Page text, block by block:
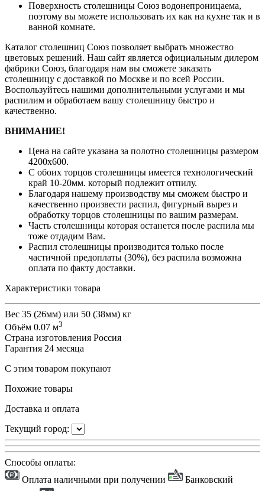
Поверхность столешницы Союз водонепроницаема,
поэтому вы можете использовать их как на кухне так и в
ванной комнате.
Каталог столешниц Союз позволяет выбрать множество
цветовых решений. Наш сайт является официальным дилером
фабрики Союз, благодаря нам вы сможете заказать
столешницу с доставкой по Москве и по всей России.
Воспользуйтесь нашими дополнительными услугами и мы
распилим и обработаем вашу столешницу быстро и
качественно.
ВНИМАНИЕ!
Цена на сайте указана за полотно столешницы размером
4200х600.
С обоих торцов столешницы имеется технологический
край 10-20мм. который подлежит отпилу.
Благодаря нашему производству мы сможем быстро и
качественно произвести распил, фигурный вырез и
обработку торцов столешницы по вашим размерам.
Часть столешницы которая останется после распила мы
тоже отдадим Вам.
Распил столешницы производится только после
частичной предоплаты (30%), без распила возможна
оплата по факту доставки.
Характеристики товара
Вес 35 (26мм) или 50 (38мм) кг
Объём 0.07 м3
Страна изготовления Россия
Гарантия 24 месяца
С этим товаром покупают
Похожие товары
Доставка и оплата
Текущий город:
Способы оплаты:
Оплата наличными при получении
Банковский